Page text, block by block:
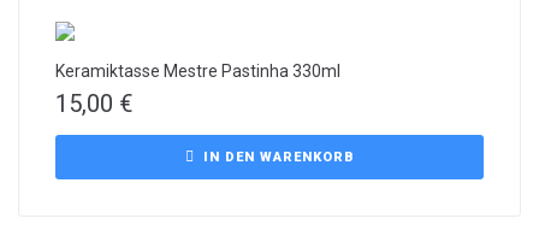
Keramiktasse Mestre Pastinha 330ml
15,00 €
IN DEN WARENKORB